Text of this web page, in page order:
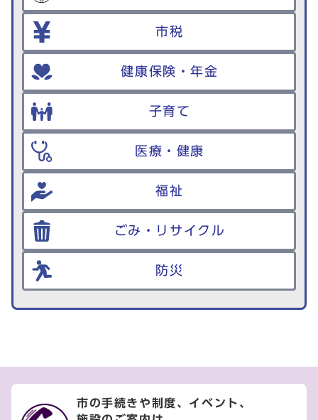
市税
健康保険・年金
子育て
医療・健康
福祉
ごみ・リサイクル
防災
市の手続きや制度、イベント、